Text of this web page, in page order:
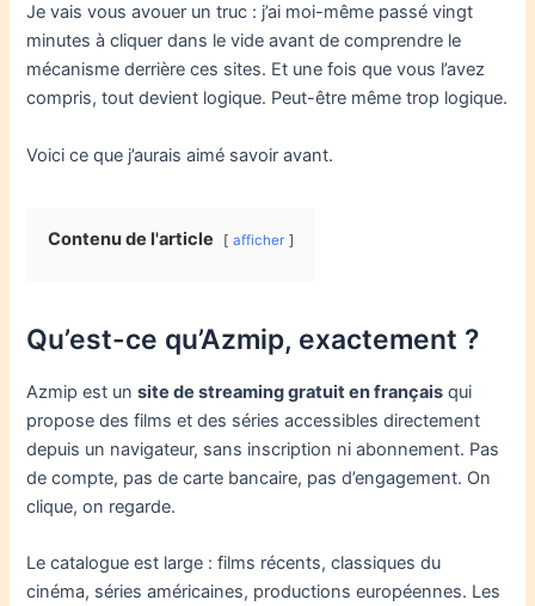
Je vais vous avouer un truc : j’ai moi-même passé vingt
minutes à cliquer dans le vide avant de comprendre le
mécanisme derrière ces sites. Et une fois que vous l’avez
compris, tout devient logique. Peut-être même trop logique.
Voici ce que j’aurais aimé savoir avant.
Contenu de l'article afficher
Qu’est-ce qu’Azmip, exactement ?
Azmip est unsite de streaming gratuit en français qui
propose des films et des séries accessibles directement
depuis un navigateur, sans inscription ni abonnement. Pas
de compte, pas de carte bancaire, pas d’engagement. On
clique, on regarde.
Le catalogue est large : films récents, classiques du
cinéma, séries américaines, productions européennes. Les